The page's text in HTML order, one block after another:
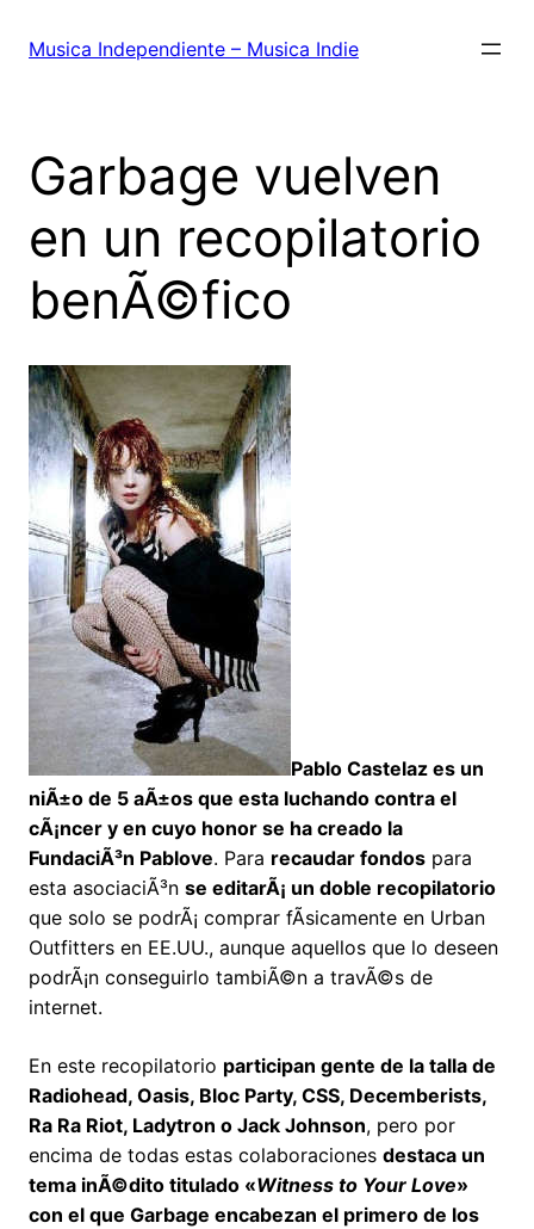
Musica Independiente – Musica Indie
Garbage vuelven
en un recopilatorio
benÃ©fico
Pablo Castelaz es un
niÃ±o de 5 aÃ±os que esta luchando contra el
cÃ¡ncer y en cuyo honor se ha creado la
FundaciÃ³n Pablove. Para recaudar fondos para
esta asociaciÃ³n se editarÃ¡ un doble recopilatorio
que solo se podrÃ¡ comprar fÃ­sicamente en Urban
Outfitters en EE.UU., aunque aquellos que lo deseen
podrÃ¡n conseguirlo tambiÃ©n a travÃ©s de
internet.
En este recopilatorio participan gente de la talla de
Radiohead, Oasis, Bloc Party, CSS, Decemberists,
Ra Ra Riot, Ladytron o Jack Johnson, pero por
encima de todas estas colaboraciones destaca un
tema inÃ©dito titulado «Witness to Your Love»
con el que Garbage encabezan el primero de los